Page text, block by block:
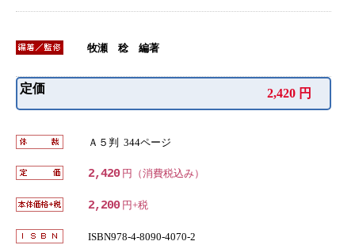
牧瀬 稔 編著
定価 2,420 円
Ａ５判 344ページ
2,420 円（消費税込み）
2,200 円+税
ISBN978-4-8090-4070-2